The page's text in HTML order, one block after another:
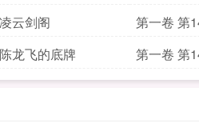
云剑阁 第一卷 第
龙飞的底牌 第一卷 第